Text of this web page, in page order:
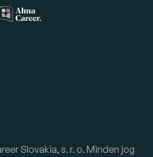
Slovakia, s. r. o. Minden jog